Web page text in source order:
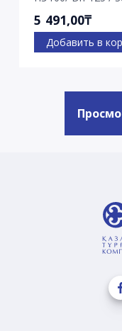
5 491,00₸
Добавить в